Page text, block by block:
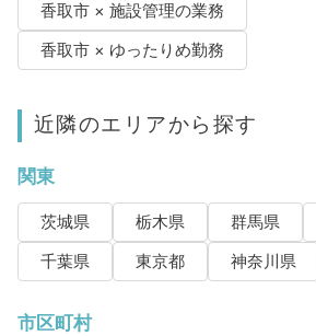
香取市 × 施設管理の業務
香取市 × ゆったりめ勤務
近隣のエリアから探す
関東
茨城県 栃木県 群馬県
千葉県
東京都 神奈川県
市区町村